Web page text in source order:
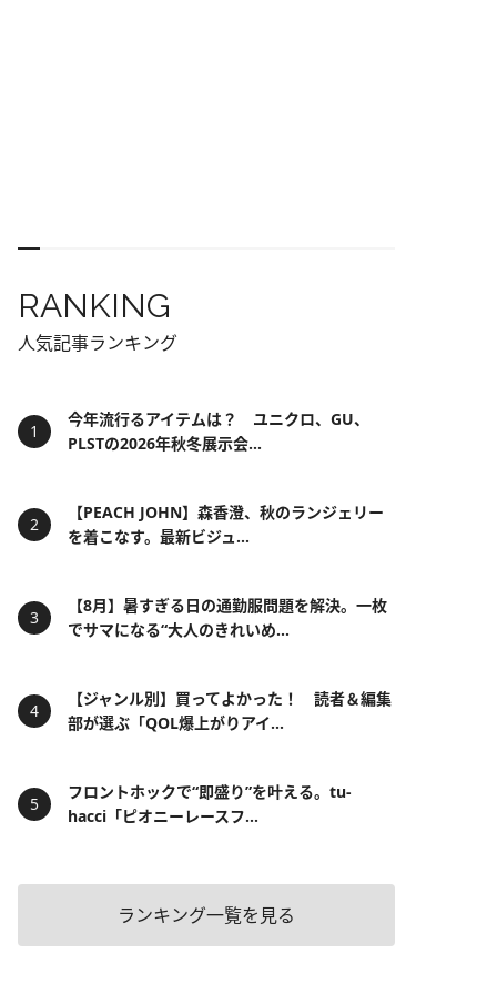
RANKING
人気記事ランキング
今年流行るアイテムは？ ユニクロ、GU、
PLSTの2026年秋冬展示会...
【PEACH JOHN】森香澄、秋のランジェリー
を着こなす。最新ビジュ...
【8月】暑すぎる日の通勤服問題を解決。一枚
でサマになる“大人のきれいめ...
【ジャンル別】買ってよかった！ 読者＆編集
部が選ぶ「QOL爆上がりアイ...
フロントホックで“即盛り”を叶える。tu-
hacci「ピオニーレースフ...
ランキング一覧を見る